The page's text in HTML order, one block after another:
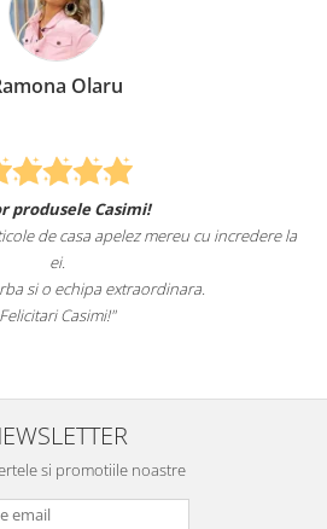
Olaru
produsele Casimi!
de casa apelez mereu cu incredere la
ei.
si o echipa extraordinara.
Casimi!"
si promotiile noastre